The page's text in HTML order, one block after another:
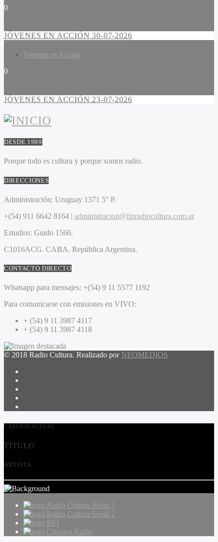
0
JÓVENES EN ACCIÓN 30-07-2026
Jovenes en Accion
0
JÓVENES EN ACCIÓN 23-07-2026
DESDE 1989
Porque todo es cultura y porque somos radio.
DIRECCIONES
Administración: Uruguay 1371 5° P.
+(54) 911 6642 8164 | administracion@fmradiocultura.com.ar
Estudios: Guido 1566.
C1016ACG. CABA. República Argentina.
CONTACTO DIRECTO
Whatsapp para mensajes: +(54) 9 11 5577 1192
Para comunicarse con emisiones en VIVO:
+ (54) 9 11 3987 4117
+ (54) 9 11 3987 4118
© 2018 Radio Cultura. Realizado por NEOMEDIOS
CANCIÓN ACTUAL
TÍTULO
ARTISTA
Radio Cultura Señal 1
Radio Cultura Señal 2
RFI
Creativa Radio